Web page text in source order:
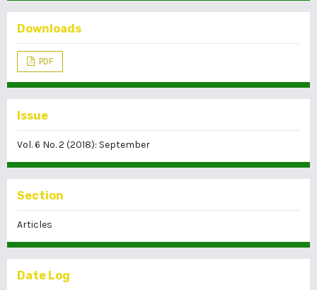
Downloads
PDF
Issue
Vol. 6 No. 2 (2018): September
Section
Articles
Date Log